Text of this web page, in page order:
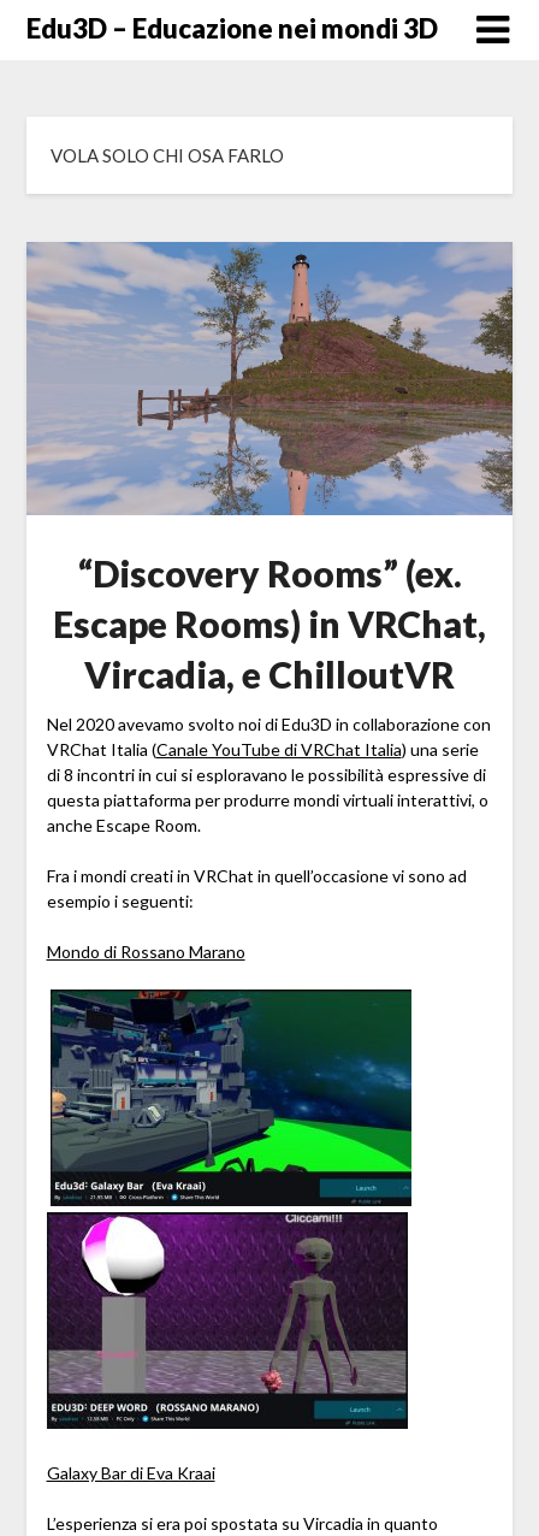
SkipEdu3D – Educazione nei mondi 3D
VOLA SOLO CHI OSA FARLO
“Discovery Rooms” (ex.
Escape Rooms) in VRChat,
Vircadia, e ChilloutVR
Nel 2020 avevamo svolto noi di Edu3D in collaborazione con
VRChat Italia (Canale YouTube di VRChat Italia) una serie
di 8 incontri in cui si esploravano le possibilità espressive di
questa piattaforma per produrre mondi virtuali interattivi, o
anche Escape Room.
Fra i mondi creati in VRChat in quell’occasione vi sono ad
esempio i seguenti:
Mondo di Rossano Marano
Galaxy Bar di Eva Kraai
L’esperienza si era poi spostata su Vircadia in quanto